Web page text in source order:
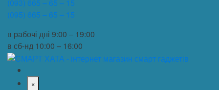
(093) 665 – 65 – 15
(095) 665 – 65 – 15
в рабочі дні 9:00 – 19:00
в сб-нд 10:00 – 16:00
×